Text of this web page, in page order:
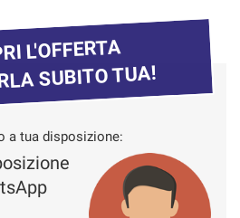
L'OFFERTA
SUBITO TUA!
a tua disposizione: